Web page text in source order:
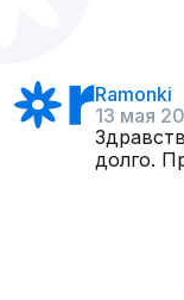
Ramonki
13 мая
долго.